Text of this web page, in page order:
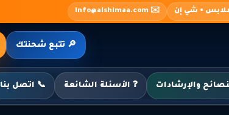
ملابس • شي إن ✉️ info@alshimaa.com
والإرشادات ❓ الأسئلة الشائعة 📞 اتصل بنا
🔎 تتبع شحنتك